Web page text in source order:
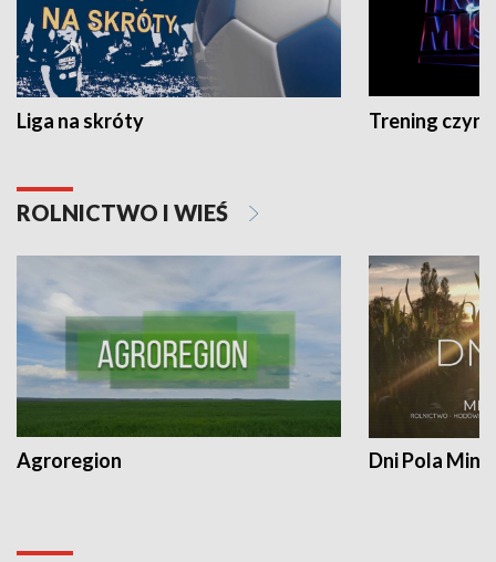
Liga na skróty Trening czyni
ROLNICTWO I WIEŚ
Agroregion Dni Pola